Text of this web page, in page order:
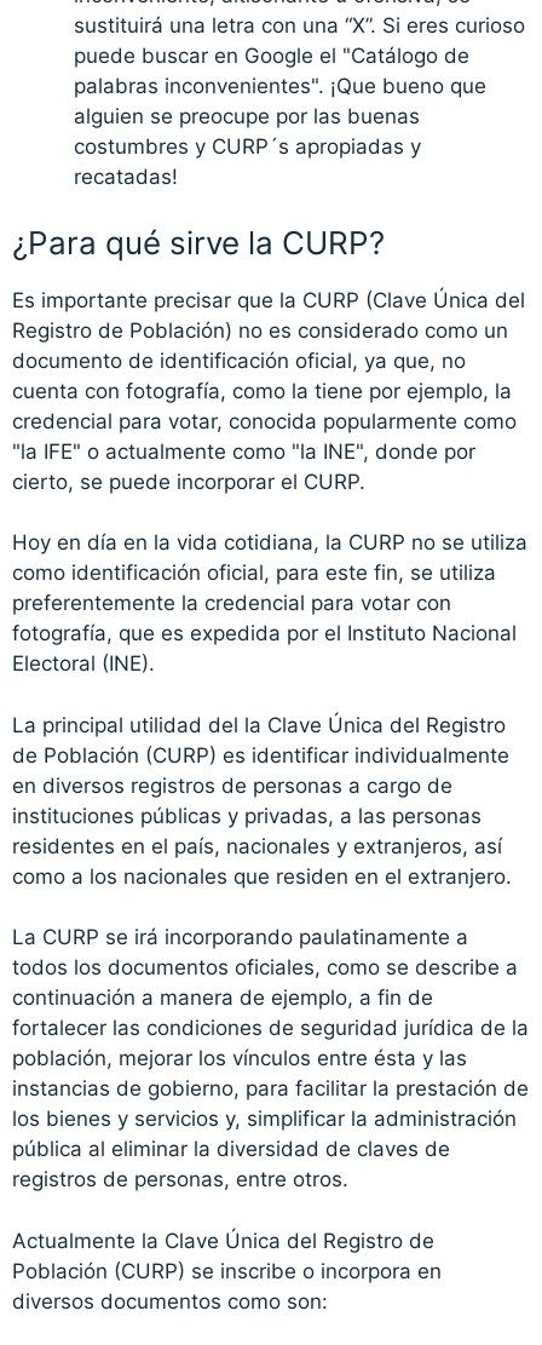
sustituirá una letra con una “X”. Si eres curioso
puede buscar en Google el "Catálogo de
palabras inconvenientes". ¡Que bueno que
alguien se preocupe por las buenas
costumbres y CURP´s apropiadas y
recatadas!
¿Para qué sirve la CURP?
Es importante precisar que la CURP (Clave Única del
Registro de Población) no es considerado como un
documento de identificación oficial, ya que, no
cuenta con fotografía, como la tiene por ejemplo, la
credencial para votar, conocida popularmente como
"la IFE" o actualmente como "la INE", donde por
cierto, se puede incorporar el CURP.
Hoy en día en la vida cotidiana, la CURP no se utiliza
como identificación oficial, para este fin, se utiliza
preferentemente la credencial para votar con
fotografía, que es expedida por el Instituto Nacional
Electoral (INE).
La principal utilidad del la Clave Única del Registro
de Población (CURP) es identificar individualmente
en diversos registros de personas a cargo de
instituciones públicas y privadas, a las personas
residentes en el país, nacionales y extranjeros, así
como a los nacionales que residen en el extranjero.
La CURP se irá incorporando paulatinamente a
todos los documentos oficiales, como se describe a
continuación a manera de ejemplo, a fin de
fortalecer las condiciones de seguridad jurídica de la
población, mejorar los vínculos entre ésta y las
instancias de gobierno, para facilitar la prestación de
los bienes y servicios y, simplificar la administración
pública al eliminar la diversidad de claves de
registros de personas, entre otros.
Actualmente la Clave Única del Registro de
Población (CURP) se inscribe o incorpora en
diversos documentos como son: